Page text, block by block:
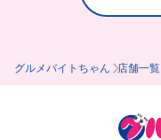
グルメバイトちゃん 店舗一覧